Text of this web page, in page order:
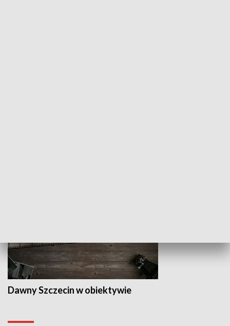
Dawny Szczecin w obiektywie